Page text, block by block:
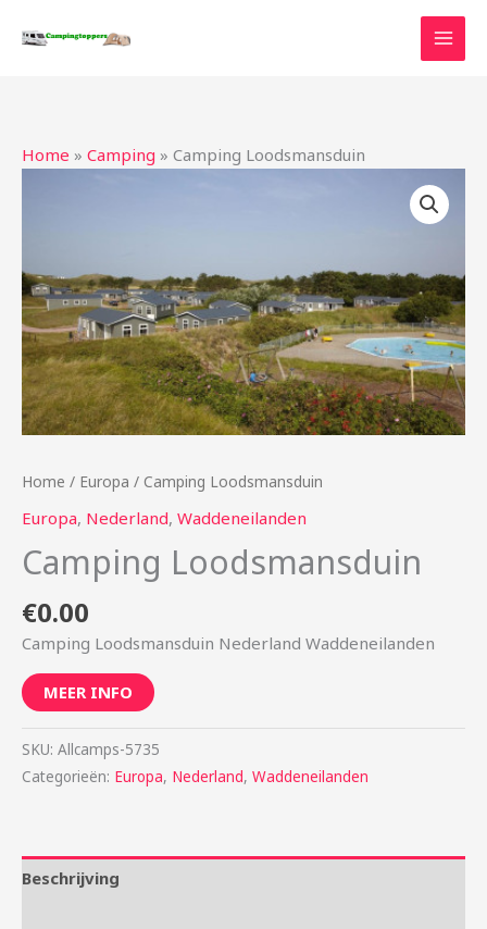
naar
Home » Camping » Camping Loodsmansduin
Home / Europa / Camping Loodsmansduin
Europa, Nederland, Waddeneilanden
Camping Loodsmansduin
€0.00
Camping Loodsmansduin Nederland Waddeneilanden
MEER INFO
SKU: Allcamps-5735
Categorieën: Europa, Nederland, Waddeneilanden
Beschrijving